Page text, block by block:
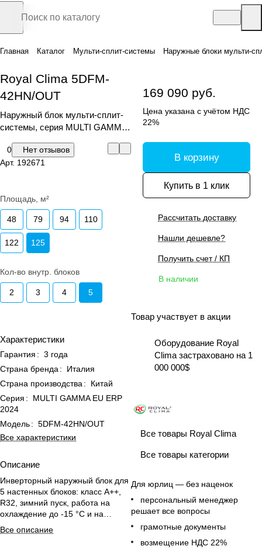
Главная Каталог Мульти-сплит-системы Наружные блоки мульти-
Royal Clima 5DFM-
42HN/OUT
Наружный блок мульти-сплит-
системы, серия MULTI GAMMA
0
Нет отзывов
Арт. 192671
Площадь, м²
48 79 94 110
122 125
Кол-во внутр. блоков
2 3 4 5
Характеристики
Гарантия : 3 года
Страна бренда :
Италия
Страна производства :
Китай
Серия :
MULTI GAMMA EU ERP
2024
Модель: 5DFM-42HN/OUT
Все характеристики
Описание
Инверторный наружный блок для
5 настенных блоков: класс A++,
R32, зимний пуск, работа на
охлаждение до -15 °C и на
обогрев до -20 °C.
Все описание
169 090 руб.
Цена указана с учётом НДС
22%
В корзину
Купить в 1 клик
Рассчитать доставку
Нашли дешевле?
Получить счет / КП
В наличии
Товар участвует в акции
Оборудование Royal
Clima застраховано на 1
000 000$
Все товары Royal Clima
Все товары категории
Для юрлиц — без наценок
персональный менеджер
решает все вопросы
грамотные документы
возмещение НДС 22%